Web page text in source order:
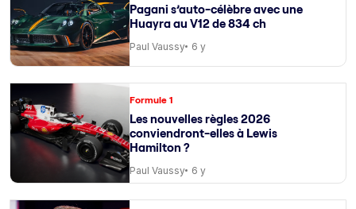
Pagani s’auto-célèbre avec une
Huayra au V12 de 834 ch
Paul Vaussy 6 y
Formule 1
Les nouvelles règles 2026
conviendront-elles à Lewis
Hamilton ?
Paul Vaussy 6 y